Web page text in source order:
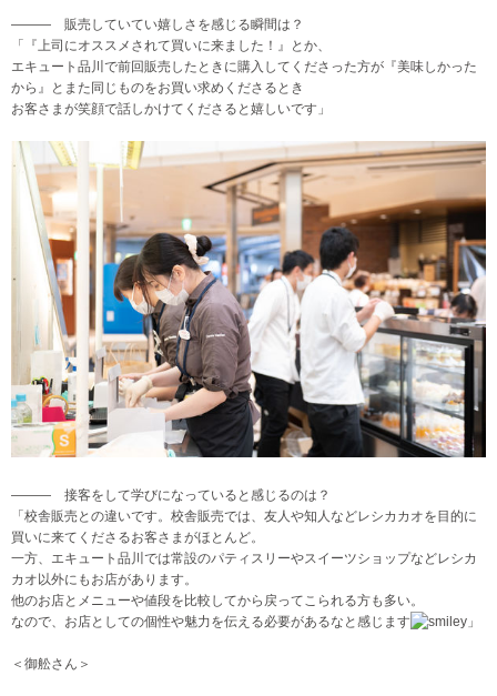
――― 販売していてい嬉しさを感じる瞬間は？
「『上司にオススメされて買いに来ました！』とか、
エキュート品川で前回販売したときに購入してくださった方が『美味しかった
から』とまた同じものをお買い求めくださるとき
お客さまが笑顔で話しかけてくださると嬉しいです 」
――― 接客をして学びになっていると感じるのは？
「校舎販売との違いです。校舎販売では、友人や知人などレシカカオを目的に
買いに来てくださるお客さまがほとんど。
一方、エキュート品川では常設のパティスリーやスイーツショップなどレシカ
カオ以外にもお店があります。
他のお店とメニューや値段を比較してから戻ってこられる方も多い。
なので、お店としての個性や魅力を伝える必要があるなと感じます
」
＜御舩さん＞